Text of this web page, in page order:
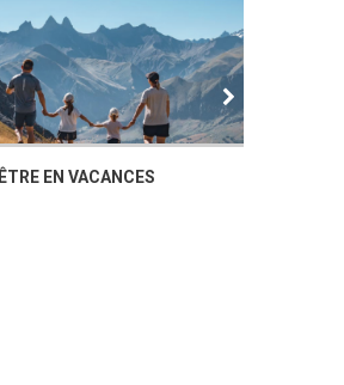
ÊTRE EN VACANCES